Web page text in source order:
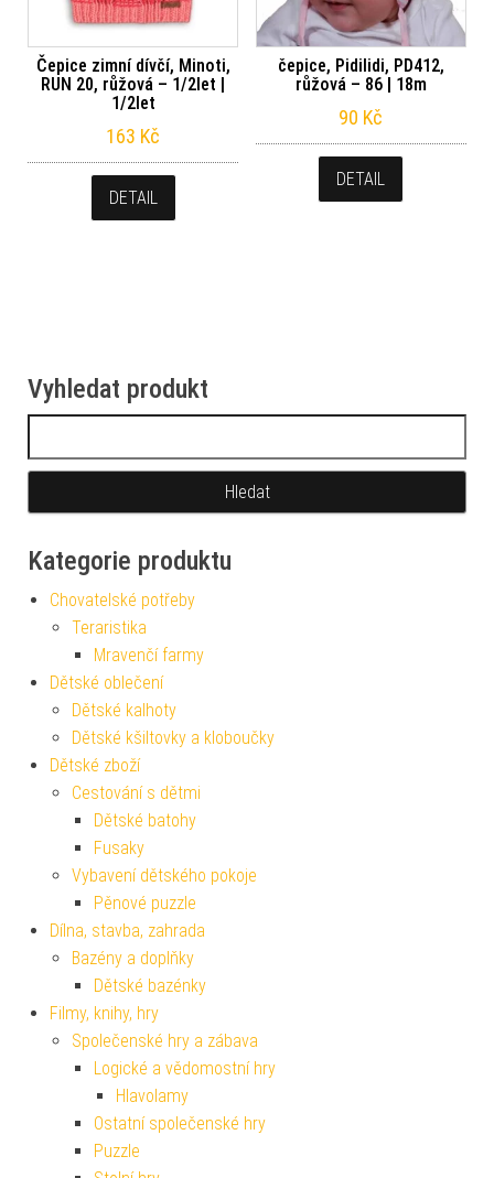
Čepice zimní dívčí, Minoti,
RUN 20, růžová – 1/2let |
1/2let
163 Kč
DETAIL
čepice, Pidilidi, PD412,
růžová – 86 | 18m
90 Kč
DETAIL
Vyhledat produkt
Kategorie produktu
Chovatelské potřeby
Teraristika
Mravenčí farmy
Dětské oblečení
Dětské kalhoty
Dětské kšiltovky a kloboučky
Dětské zboží
Cestování s dětmi
Dětské batohy
Fusaky
Vybavení dětského pokoje
Pěnové puzzle
Dílna, stavba, zahrada
Bazény a doplňky
Dětské bazénky
Filmy, knihy, hry
Společenské hry a zábava
Logické a vědomostní hry
Hlavolamy
Ostatní společenské hry
Puzzle